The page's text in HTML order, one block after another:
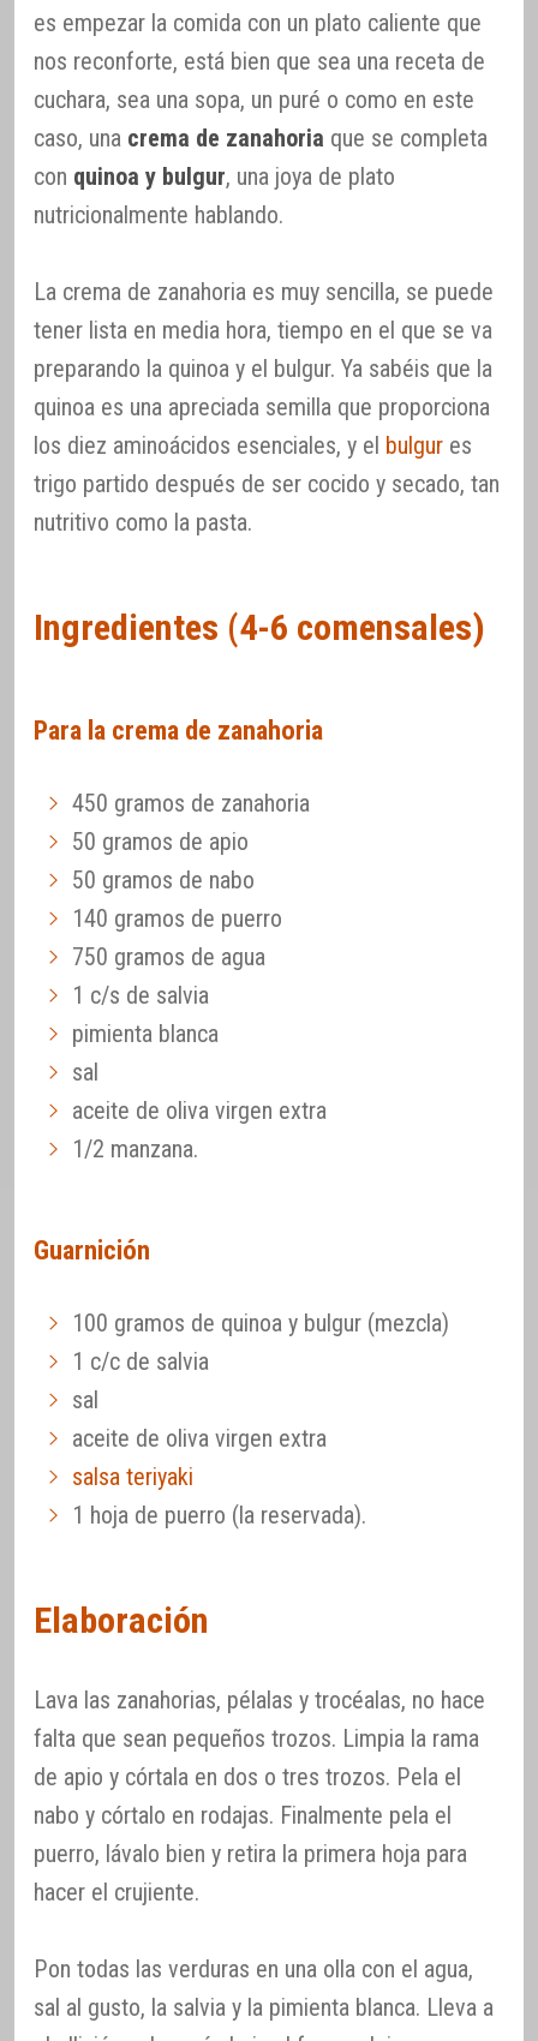
es empezar la comida con un plato caliente que
nos reconforte, está bien que sea una receta de
cuchara, sea una sopa, un puré o como en este
caso, una crema de zanahoria que se completa
con quinoa y bulgur, una joya de plato
nutricionalmente hablando.
La crema de zanahoria es muy sencilla, se puede
tener lista en media hora, tiempo en el que se va
preparando la quinoa y el bulgur. Ya sabéis que la
quinoa es una apreciada semilla que proporciona
los diez aminoácidos esenciales, y el bulgur es
trigo partido después de ser cocido y secado, tan
nutritivo como la pasta.
Ingredientes (4-6 comensales)
Para la crema de zanahoria
450 gramos de zanahoria
50 gramos de apio
50 gramos de nabo
140 gramos de puerro
750 gramos de agua
1 c/s de salvia
pimienta blanca
sal
aceite de oliva virgen extra
1/2 manzana.
Guarnición
100 gramos de quinoa y bulgur (mezcla)
1 c/c de salvia
sal
aceite de oliva virgen extra
salsa teriyaki
1 hoja de puerro (la reservada).
Elaboración
Lava las zanahorias, pélalas y trocéalas, no hace
falta que sean pequeños trozos. Limpia la rama
de apio y córtala en dos o tres trozos. Pela el
nabo y córtalo en rodajas. Finalmente pela el
puerro, lávalo bien y retira la primera hoja para
hacer el crujiente.
Pon todas las verduras en una olla con el agua,
sal al gusto, la salvia y la pimienta blanca. Lleva a